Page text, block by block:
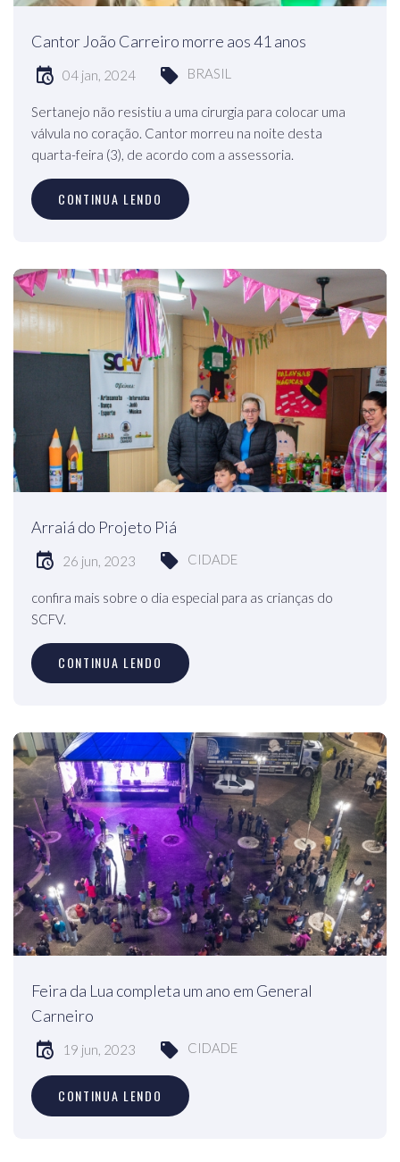
Cantor João Carreiro morre aos 41 anos
04 jan, 2024 BRASIL
Sertanejo não resistiu a uma cirurgia para colocar uma
válvula no coração. Cantor morreu na noite desta
quarta-feira (3), de acordo com a assessoria.
CONTINUA LENDO
Arraiá do Projeto Piá
26 jun, 2023 CIDADE
confira mais sobre o dia especial para as crianças do
SCFV.
CONTINUA LENDO
Feira da Lua completa um ano em General
Carneiro
19 jun, 2023 CIDADE
CONTINUA LENDO